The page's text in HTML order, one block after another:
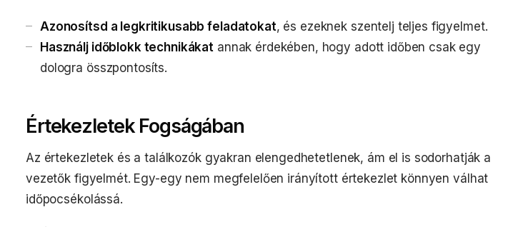
Azonosítsd a legkritikusabb feladatokat, és ezeknek szentelj teljes figyelmet.
Használj időblokk technikákat annak érdekében, hogy adott időben csak egy
dologra összpontosíts.
Értekezletek Fogságában
Az értekezletek és a találkozók gyakran elengedhetetlenek, ám el is sodorhatják a
vezetők figyelmét. Egy-egy nem megfelelően irányított értekezlet könnyen válhat
időpocsékolássá.